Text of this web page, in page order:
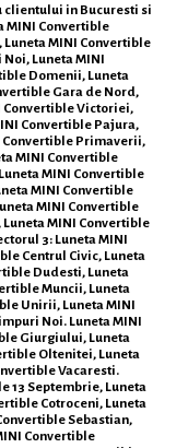
in Bucuresti si
MINI Convertible
MINI Convertible
Luneta MINI
Domenii, Luneta
Gara de Nord,
Convertible Victoriei,
Convertible Pajura,
Convertible Primaverii,
MINI Convertible
MINI Convertible
MINI Convertible
MINI Convertible
Luneta MINI Convertible
3: Luneta MINI
Centrul Civic, Luneta
Dudesti, Luneta
Muncii, Luneta
Unirii, Luneta MINI
Noi. Luneta MINI
Giurgiului, Luneta
Oltenitei, Luneta
Vacaresti.
13 Septembrie, Luneta
Cotroceni, Luneta
Sebastian,
Convertible